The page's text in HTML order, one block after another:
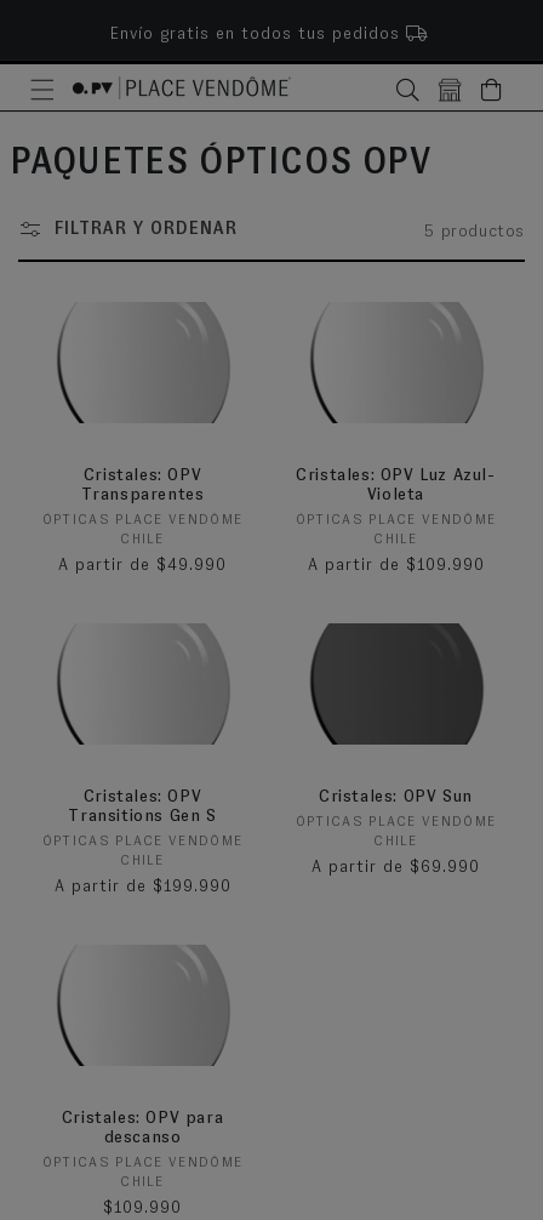
al contenido
Envío gratis en todos tus pedidos
Bolsa
COLECCIÓN:
PAQUETES ÓPTICOS OPV
FILTRAR Y ORDENAR 5 productos
Cristales: OPV
Transparentes
Proveedor:
ÓPTICAS PLACE VENDÔME
CHILE
Precio habitual
A partir de $49.990
Cristales: OPV Luz Azul-
Violeta
Proveedor:
ÓPTICAS PLACE VENDÔME
CHILE
Precio habitual
A partir de $109.990
Cristales: OPV
Transitions Gen S
Proveedor:
ÓPTICAS PLACE VENDÔME
CHILE
Precio habitual
A partir de $199.990
Cristales: OPV Sun
Proveedor:
ÓPTICAS PLACE VENDÔME
CHILE
Precio habitual
A partir de $69.990
Cristales: OPV para
descanso
Proveedor:
ÓPTICAS PLACE VENDÔME
CHILE
Precio habitual
$109.990